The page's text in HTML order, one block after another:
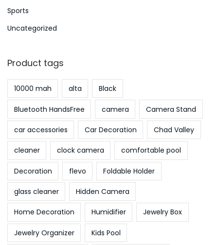
Sports
Uncategorized
Product tags
10000 mah alta Black
Bluetooth HandsFree camera Camera Stand
car accessories Car Decoration Chad Valley
cleaner clock camera comfortable pool
Decoration flevo Foldable Holder
glass cleaner Hidden Camera
Home Decoration Humidifier Jewelry Box
Jewelry Organizer Kids Pool